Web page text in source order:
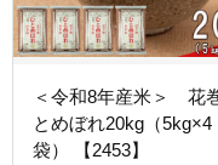
＜令和8年産米＞ 花
とめぼれ20kg（5kg×4
袋） 【2453】